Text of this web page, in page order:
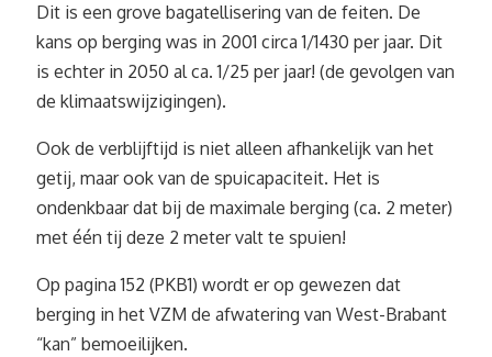
Dit is een grove bagatellisering van de feiten. De
kans op berging was in 2001 circa 1/1430 per jaar. Dit
is echter in 2050 al ca. 1/25 per jaar! (de gevolgen van
de klimaatswijzigingen).
Ook de verblijftijd is niet alleen afhankelijk van het
getij, maar ook van de spuicapaciteit. Het is
ondenkbaar dat bij de maximale berging (ca. 2 meter)
met één tij deze 2 meter valt te spuien!
Op pagina 152 (PKB1) wordt er op gewezen dat
berging in het VZM de afwatering van West-Brabant
“kan” bemoeilijken.